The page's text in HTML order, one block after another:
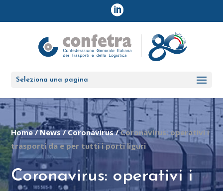
Seleziona una pagina
Home/News/Coronavirus/Coronavirus: operativi i
trasporti da e per tutti i porti liguri
Coronavirus: operativi i